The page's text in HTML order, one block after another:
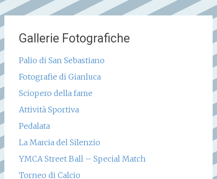
Gallerie Fotografiche
Palio di San Sebastiano
Fotografie di Gianluca
Sciopero della fame
Attività Sportiva
Pedalata
La Marcia del Silenzio
YMCA Street Ball – Special Match
Torneo di Calcio